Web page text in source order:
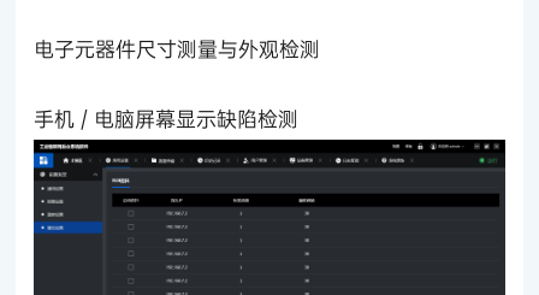
电子元器件尺寸测量与外观检测
手机 / 电脑屏幕显示缺陷检测